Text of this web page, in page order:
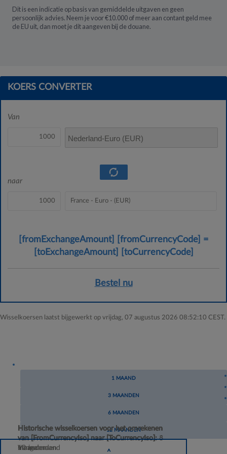
Dit is een indicatie op basis van gemiddelde uitgaven en geen
persoonlijk advies. Neem je voor €10.000 of meer aan contant geld mee
de EU uit, dan moet je dit aangeven bij de douane.
KOERS CONVERTER
Van
Nederland-Euro (EUR)
naar
[fromExchangeAmount] [fromCurrencyCode] Euro
=
[toExchangeAmount]
[toCurrencyCode]
Bestel nu
Wisselkoersen laatst bijgewerkt op vrijdag, 07 augustus 2026 08:52:10 CEST.
1 MAAND
3 MAANDEN
6 MAANDEN
12 MAANDEN
Historische wisselkoersen voor het omrekenen
van[FromCurrencyIso]naar[ToCurrencyIso]:
Vorige maand
Historische wisselkoersen voor het omrekenen
van[FromCurrencyIso]naar[ToCurrencyIso]:3
maanden
Historische wisselkoersen voor het omrekenen
van[FromCurrencyIso]naar[ToCurrencyIso]:6
maanden
Historische wisselkoersen voor het omrekenen
van[FromCurrencyIso]naar[ToCurrencyIso]:
12 maanden
>